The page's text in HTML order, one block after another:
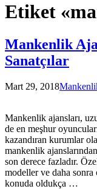
Etiket
Mankenlik
Sanatçılar
Mart 29, 2018
Mankenlik ajansları,
de en meşhur
kazandıran kurumlar
mankenlik
son derece fazladır.
modeller ve daha sonra
konuda oldukça …